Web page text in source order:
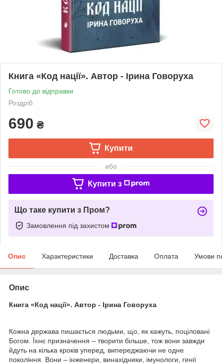
Книга «Код нації». Автор - Ірина Говоруха
Готово до відправки
Роздріб
690 ₴
Купити
або
Купити з
Що таке купити з Пром?
Замовлення під захистом
Опис Характеристики Доставка Оплата Умови
Опис
Книга «Код нації». Автор - Ірина Говоруха
Кожна держава пишається людьми, що, як кажуть, поціловані
Богом. Їхнє призначення – творити більше, тож вони завжди
йдуть на кілька кроків уперед, випереджаючи не одне
покоління. Вони – інженери, винахідники, імунологи, генії